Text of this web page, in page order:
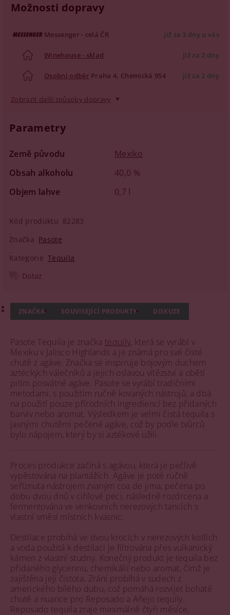
Možnosti dopravy
Messenger - celá ČR již za 3 dny u vás
Winehouse - sklad již za 2 dny
Osobní odběr Praha 4, Chemická 954 již za 2 dny
Zobrazit další způsoby dopravy
Parametry
Země původu
Mexiko
Obsah alkoholu
40,0 %
Objem lahve
0,7 l
Kód produktu 82283
Značka Pasote
Kategorie Tequila
Dotaz
ZNAČKA SOUVISEJÍCÍ PRODUKTY DISKUZE
Pasote Tequila je značka tequily, která se vyrábí v
Mexiku v Jalisco Highlands a je známá pro své čisté
chutě z agáve. Značka se inspiruje bojovým duchem
aztéckých válečníků a jejich oslavou vítězství a obětí
pitím posvátné agáve​​. Pasote se vyrábí tradičními
metodami, s použitím ručně kovaných nástrojů, a dbá
na použití pouze přírodních ingrediencí bez přidaných
barviv nebo aromat. Výsledkem je velmi čistá tequila s
jasnými chutěmi pečené agáve, což by podle tvůrců
bylo nápojem, který by si aztékové užili.
Proces produkce začíná s agávou, která je pečlivě
vypěstována na plantážích. Agáve je poté ručně
seříznuta nástrojem zvaným coa de jima, pečena po
dobu dvou dnů v cihlové peci, následně rozdrcena a
fermentována ve venkovních nerezových tancích s
vlastní směsí místních kvasnic.
Destilace probíhá ve dvou krocích v nerezových kotlích
a voda použitá k destilaci je filtrována přes vulkanický
kámen z vlastní studny. Konečný produkt je tequila bez
přidaného glycerinu, chemikálií nebo aromat, čímž je
zajištěna její čistota​. Zrání probíhá v sudech z
amerického bílého dubu, což pomáhá rozvíjet bohaté
chutě a nuance pro Reposado a Añejo tequily.
Reposado tequila zraje minimálně čtyři měsíce,